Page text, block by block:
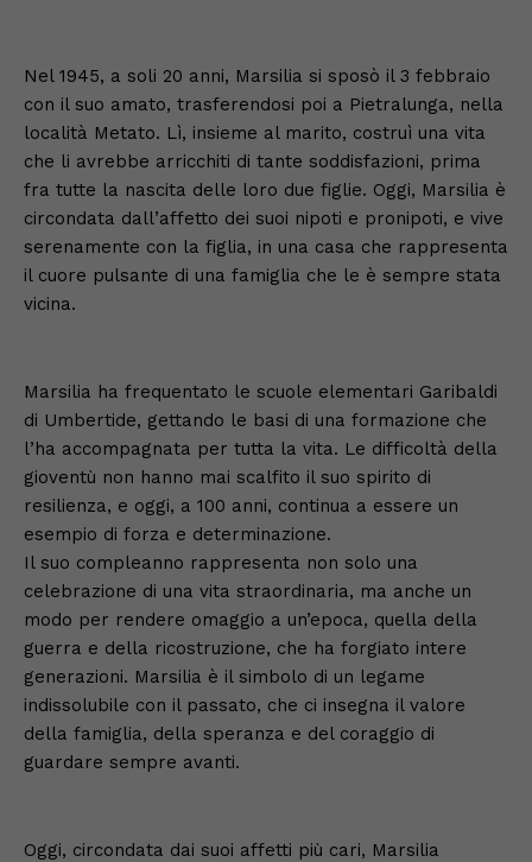
Nel 1945, a soli 20 anni, Marsilia si sposò il 3 febbraio
con il suo amato, trasferendosi poi a Pietralunga, nella
località Metato. Lì, insieme al marito, costruì una vita
che li avrebbe arricchiti di tante soddisfazioni, prima
fra tutte la nascita delle loro due figlie. Oggi, Marsilia è
circondata dall’affetto dei suoi nipoti e pronipoti, e vive
serenamente con la figlia, in una casa che rappresenta
il cuore pulsante di una famiglia che le è sempre stata
vicina.
Marsilia ha frequentato le scuole elementari Garibaldi
di Umbertide, gettando le basi di una formazione che
l’ha accompagnata per tutta la vita. Le difficoltà della
gioventù non hanno mai scalfito il suo spirito di
resilienza, e oggi, a 100 anni, continua a essere un
esempio di forza e determinazione.
Il suo compleanno rappresenta non solo una
celebrazione di una vita straordinaria, ma anche un
modo per rendere omaggio a un’epoca, quella della
guerra e della ricostruzione, che ha forgiato intere
generazioni. Marsilia è il simbolo di un legame
indissolubile con il passato, che ci insegna il valore
della famiglia, della speranza e del coraggio di
guardare sempre avanti.
Oggi, circondata dai suoi affetti più cari, Marsilia